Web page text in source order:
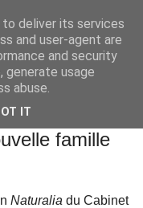
famille
Naturalia du Cabinet
deliver its services
and user-agent are
and security
generate usage
abuse.
IT